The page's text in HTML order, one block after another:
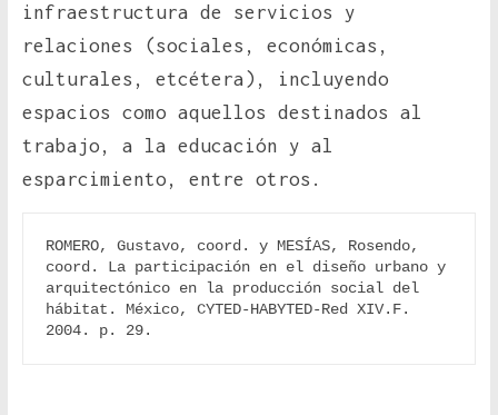
infraestructura de servicios y
relaciones (sociales, económicas,
culturales, etcétera), incluyendo
espacios como aquellos destinados al
trabajo, a la educación y al
esparcimiento, entre otros.
ROMERO, Gustavo, coord. y MESÍAS, Rosendo,
coord. La participación en el diseño urbano y
arquitectónico en la producción social del
hábitat. México, CYTED-HABYTED-Red XIV.F.
2004. p. 29.